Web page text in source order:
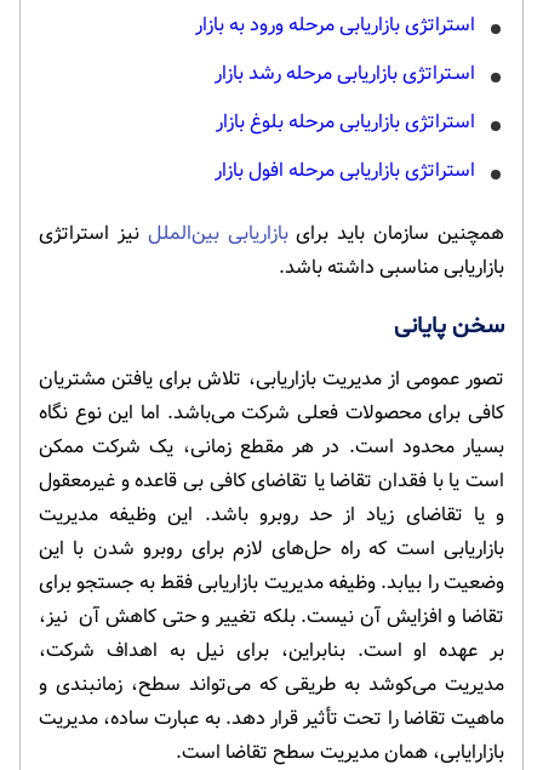
استراتژی بازاریابی مرحله ورود به بازار
اسـتراتژی بازاریابی مرحله رشد بازار
استراتژی بازاریابی مرحله بلوغ بازار
استراتژی بازاریابی مرحله افول بازار
همچنین سازمان باید برایبازاریابی بین‌الملل نیز استراتژی
بازاریابی مناسبی داشته باشد.
سخن پایانی
تصور عمومی از مدیریت بازاریابی، تلاش برای یافتن مشتریان
کافی برای محصولات فعلی شرکت می‌باشد. اما این نوع نگاه
بسیار محدود است. در هر مقطع زمانی، یک شرکت ممکن
است یا با فقدان تقاضا یا تقاضای کافی بی قاعده و غیرمعقول
و یا تقاضای زیاد از حد روبرو باشد. این وظیفه مدیریت
بازاریابی است که راه حل‌های لازم برای روبرو شدن با این
وضعیت‌ را بیابد. وظیفه مدیریت بازاریابی فقط به جستجو برای
تقاضا و افزایش آن نیست. بلکه تغییر و حتی کاهش آن نیز،
بر عهده او است. بنابراین، برای نیل به اهداف شرکت،
مدیریت می‌کوشد به طریقی که می‌تواند سطح، زمانبندی و
ماهیت تقاضا را تحت تأثیر قرار دهد. به عبارت ساده، مدیریت
بازارایابی، همان مدیریت سطح تقاضا است.